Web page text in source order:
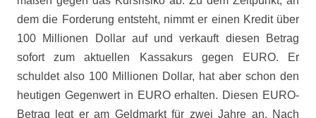
dem die Forderung entsteht, nimmt er einen Kredit über
100 Millionen Dollar auf und verkauft diesen Betrag
sofort zum aktuellen Kassakurs gegen EURO. Er
schuldet also 100 Millionen Dollar, hat aber schon den
heutigen Gegenwert in EURO erhalten. Diesen EURO-
Betrag legt er am Geldmarkt für zwei Jahre an. Nach